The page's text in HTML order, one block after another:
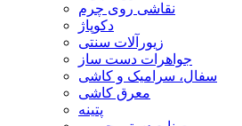
نقاشی روی چرم
دکوپاژ
زیورآلات سنتی
جواهرات دست ساز
سفال، سرامیک و کاشی
معرق کاشی
پتینه